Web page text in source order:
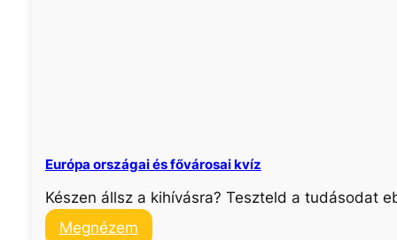
Európa országai és fővárosai kvíz
Készen állsz a kihívásra? Teszteld a tudásodat
Megnézem: